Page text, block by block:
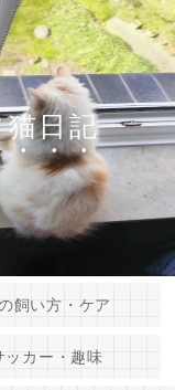
日記
飼い方・ケア
ッカー・趣味